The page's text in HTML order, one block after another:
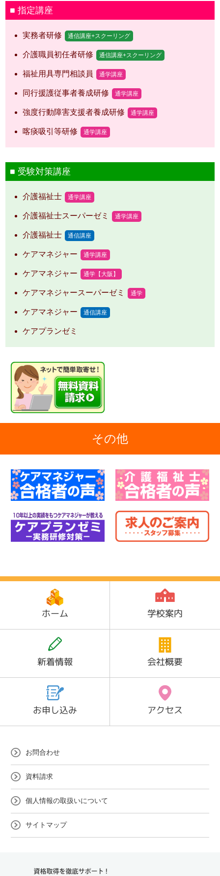
指定講座
実務者研修 通信講座+スクーリング
介護職員初任者研修 通信講座+スクーリング
福祉用具専門相談員 通学講座
同行援護従事者養成研修 通学講座
強度行動障害支援者養成研修 通学講座
喀痰吸引等研修 通学講座
受験対策講座
介護福祉士 通学講座
介護福祉士スーパーゼミ 通学講座
介護福祉士 通信講座
ケアマネジャー 通学講座
ケアマネジャー 通学【大阪】
ケアマネジャースーパーゼミ 通学
ケアマネジャー 通信講座
ケアプランゼミ
その他
ホーム 学校案内
新着情報 会社概要
お申し込み アクセス
お問合わせ
資料請求
個人情報の取扱いについて
サイトマップ